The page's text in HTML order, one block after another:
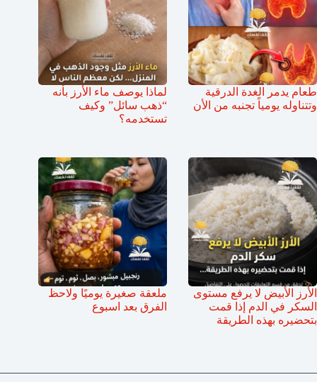
طعام يدمر الغدة الدرقية
وتتناوله يومياً تجنبه من الأن
لماذا يوصف ماء الأرز بأنه
“ذهب سائل” وكيف
تستخدمه؟
الأرز الأبيض لا يرفع مستوى
السكر في الدم إذا قمت
بتحضيره بهذه الطريقة
ملعقة صغيرة يوميًا ولاحظ
الفرق بعد اسبوع